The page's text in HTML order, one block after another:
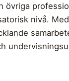
övriga
nivå.